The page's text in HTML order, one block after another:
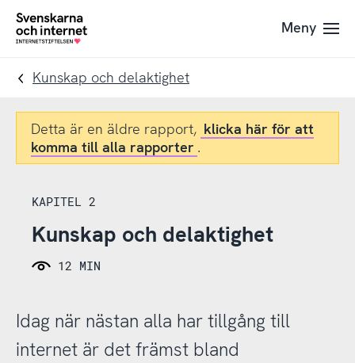
Till
navigation
Till
innehåll
To
Meny
Kunskap och delaktighet
Detta är en äldre rapport, klicka här för att
komma till alla rapporter .
KAPITEL 2
Kunskap och delaktighet
12 MIN
Idag när nästan alla har tillgång till
internet är det främst bland